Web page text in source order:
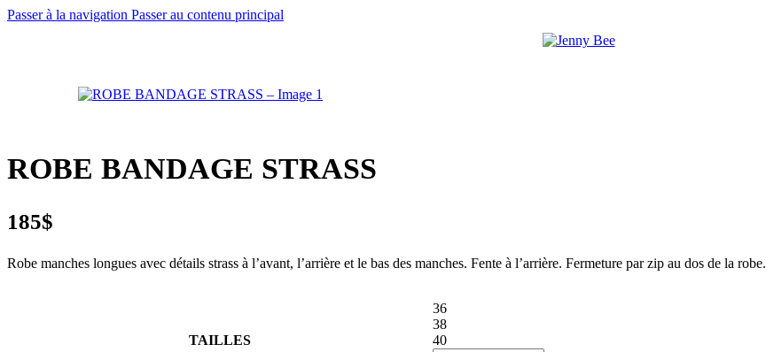
Passer à la navigation Passer au contenu principal
ROBE BANDAGE STRASS
185$
Robe manches longues avec détails strass à l’avant, l’arrière et le bas des manches. Fente à l’arrière. Fermeture par zip au dos de la robe.
TAILLES
36
38
40